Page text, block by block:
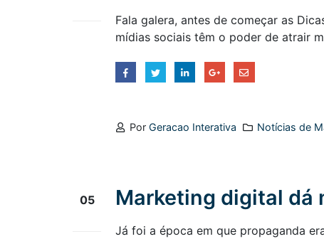
Fala galera, antes de começar as
mídias sociais têm o poder de atrair
PorGeracao Interativa Notícias de
05 Marketing digital dá
Já foi a época em que propaganda